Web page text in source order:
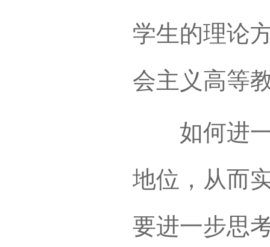
学生的理论
会主义高等
如何进一
地位，从而
要进一步思